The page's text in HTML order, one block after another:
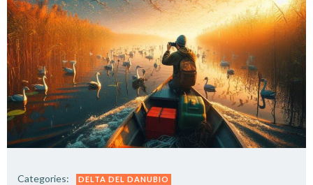
Categories: DELTA DEL DANUBIO